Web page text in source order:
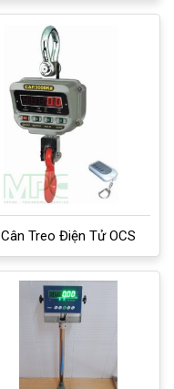
Cân Treo Điện Tử OCS